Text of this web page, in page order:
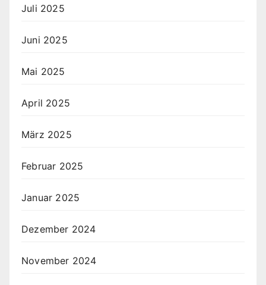
Juli 2025
Juni 2025
Mai 2025
April 2025
März 2025
Februar 2025
Januar 2025
Dezember 2024
November 2024